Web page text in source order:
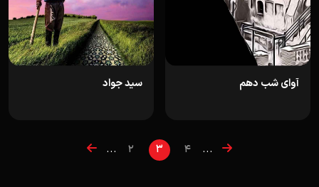
آوای شب دهم سید جواد
... 2 3 4 ...